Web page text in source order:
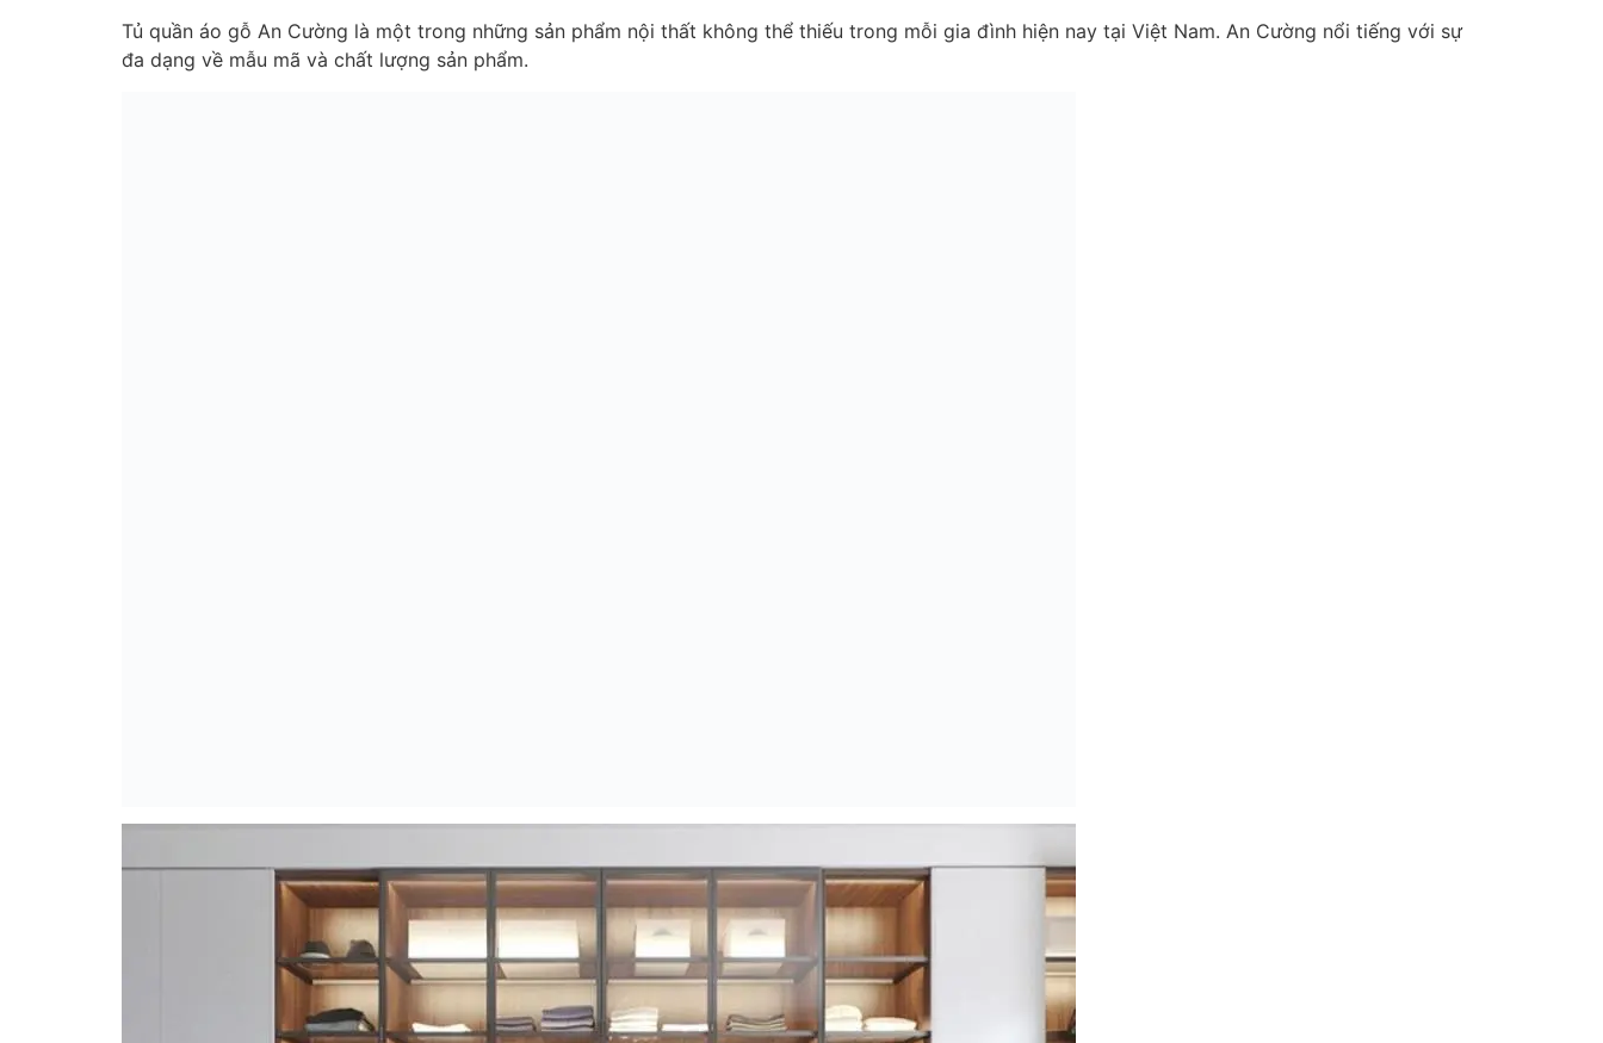
Tủ quần áo gỗ An Cường là một trong những sản phẩm nội thất không thể thiếu trong mỗi gia đình hiện nay tại Việt Nam. An Cường nổi tiếng với sự
đa dạng về mẫu mã và chất lượng sản phẩm.